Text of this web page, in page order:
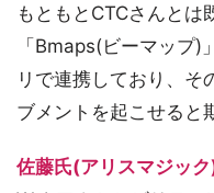
もともとCTCさんとは
「Bmaps(ビーマップ
リで連携しており、そ
ブメントを起こせると
佐藤氏(アリスマジック